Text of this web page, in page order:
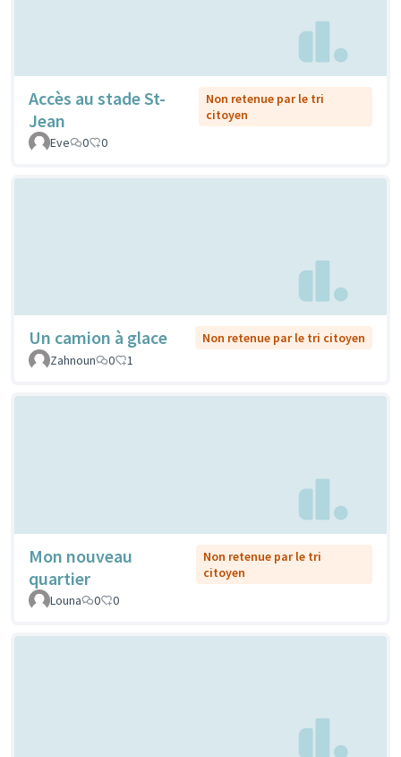
Accès au stade St-
Jean
Non retenue par le tri
citoyen
Eve
0 0
Un camion à glace
Non retenue par le tri citoyen
Zahnoun
0 1
Mon nouveau
quartier
Non retenue par le tri
citoyen
Louna
0 0